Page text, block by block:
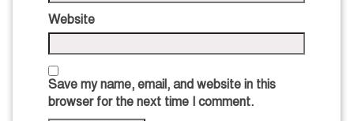
Website
Save my name, email, and website in this
browser for the next time I comment.